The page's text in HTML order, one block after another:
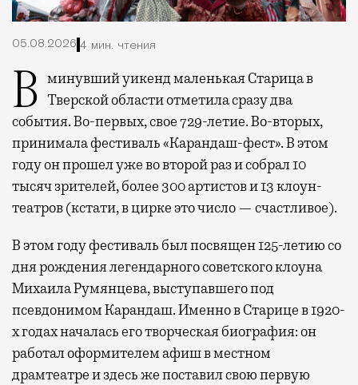
05.08.2026 4 мин. чтения
В минувший уикенд маленькая Старица в Тверской области отметила сразу два
события. Во-первых, свое 729-летие. Во-вторых,
принимала фестиваль «Карандаш-фест». В этом
году он прошел уже во второй раз и собрал 10
тысяч зрителей, более 300 артистов и 13 клоун-
театров (кстати, в цирке это число — счастливое).
В этом году фестиваль был посвящен 125-летию со
дня рождения легендарного советского клоуна
Михаила Румянцева, выступавшего под
псевдонимом Карандаш. Именно в Старице в 1920-
х годах началась его творческая биография: он
работал оформителем афиш в местном
драмтеатре и здесь же поставил свою первую